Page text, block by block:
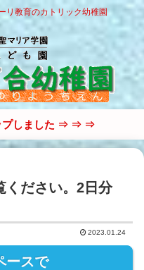
リ教育のカトリック幼稚園
プしました ⇒ ⇒ ⇒
ください。2日分
2023.01.24
ースで